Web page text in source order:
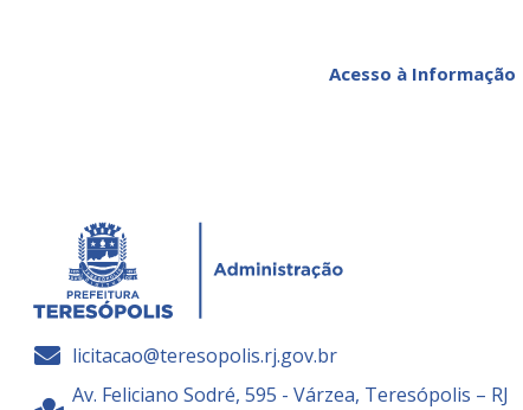
Acesso à Informação
licitacao@teresopolis.rj.gov.br
Av. Feliciano Sodré, 595 - Várzea, Teresópolis – RJ